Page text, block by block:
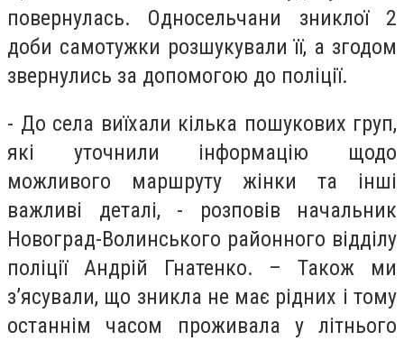
повернулась. Односельчани зниклої 2
доби самотужки розшукували її, а згодом
звернулись за допомогою до поліції.
- До села виїхали кілька пошукових груп,
які уточнили інформацію щодо
можливого маршруту жінки та інші
важливі деталі, - розповів начальник
Новоград-Волинського районного відділу
поліції Андрій Гнатенко. – Також ми
з’ясували, що зникла не має рідних і тому
останнім часом проживала у літнього